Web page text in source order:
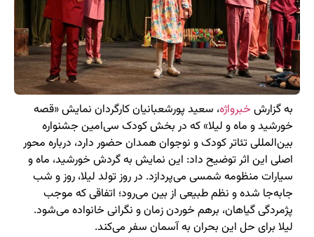
به گزارش خبرواژه، سعید پورشعبانیان کارگردان نمایش «قصه
خورشید و ماه و لیلا» که در بخش کودک سی‌امین جشنواره
بین‌المللی تئاتر کودک و نوجوان همدان حضور دارد، درباره محور
اصلی این اثر توضیح داد: این نمایش به گردش خورشید، ماه و
سیارات منظومه شمسی می‌پردازد. در روز تولد لیلا، روز و شب
جابه‌جا شده و نظم طبیعی از بین می‌رود؛ اتفاقی که موجب
پژمردگی گیاهان، برهم خوردن زمان و نگرانی خانواده می‌شود.
لیلا برای حل این بحران به آسمان سفر می‌کند.